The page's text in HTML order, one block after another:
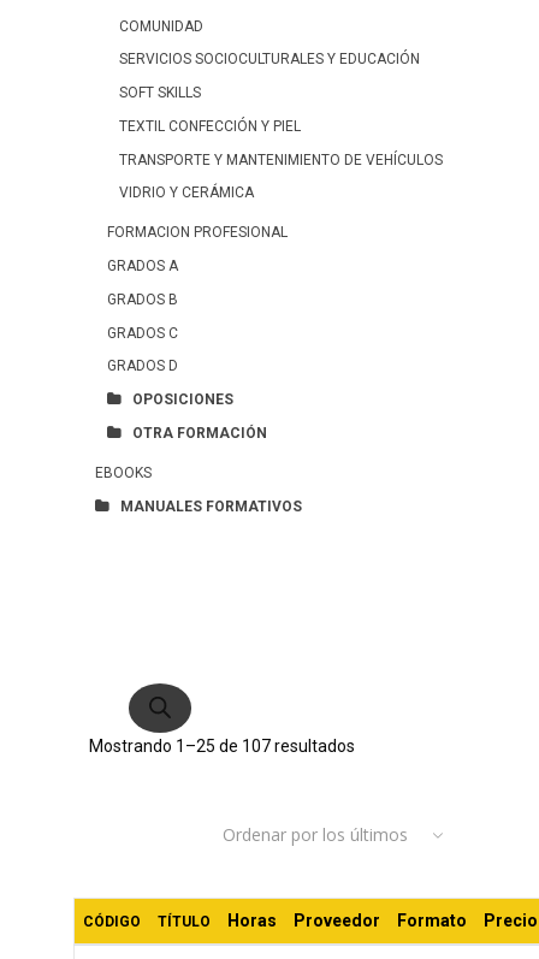
COMUNIDAD
SERVICIOS SOCIOCULTURALES Y EDUCACIÓN
SOFT SKILLS
TEXTIL CONFECCIÓN Y PIEL
TRANSPORTE Y MANTENIMIENTO DE VEHÍCULOS
VIDRIO Y CERÁMICA
FORMACION PROFESIONAL
GRADOS A
GRADOS B
GRADOS C
GRADOS D
OPOSICIONES
OTRA FORMACIÓN
EBOOKS
MANUALES FORMATIVOS
productos
Mostrando 1–25 de 107 resultados
últimos
Ordenar por los últimos
CÓDIGO TÍTULO Horas Proveedor Formato Precio